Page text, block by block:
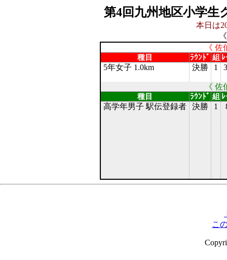
第4回九州地区小学生
本日は
《
種目 ﾗｳﾝﾄﾞ 組
5年女子 1.0km 決勝 1
《
種目 ﾗｳﾝﾄﾞ 組
高学年男子 駅伝登録者 決勝 1
こ